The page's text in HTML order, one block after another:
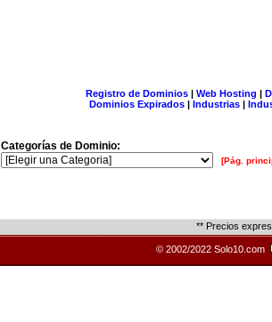
Registro de Dominios| Web Hosting |
Dominios Expirados | Industrias |
Categorías de Dominio:
[Pág.
** Precios
© 2002/2022 Solo10.com